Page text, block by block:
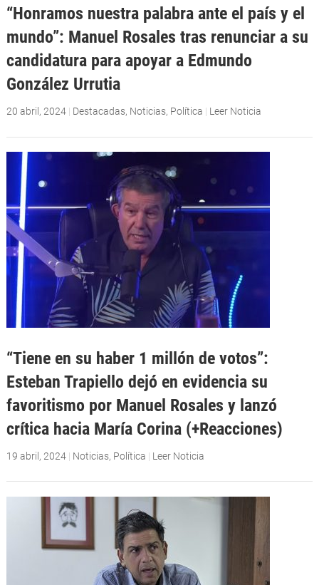
“Honramos nuestra palabra ante el país y el
mundo”: Manuel Rosales tras renunciar a su
candidatura para apoyar a Edmundo
González Urrutia
20 abril, 2024| Destacadas, Noticias, Política | Leer Noticia
“Tiene en su haber 1 millón de votos”:
Esteban Trapiello dejó en evidencia su
favoritismo por Manuel Rosales y lanzó
crítica hacia María Corina (+Reacciones)
19 abril, 2024| Noticias, Política | Leer Noticia